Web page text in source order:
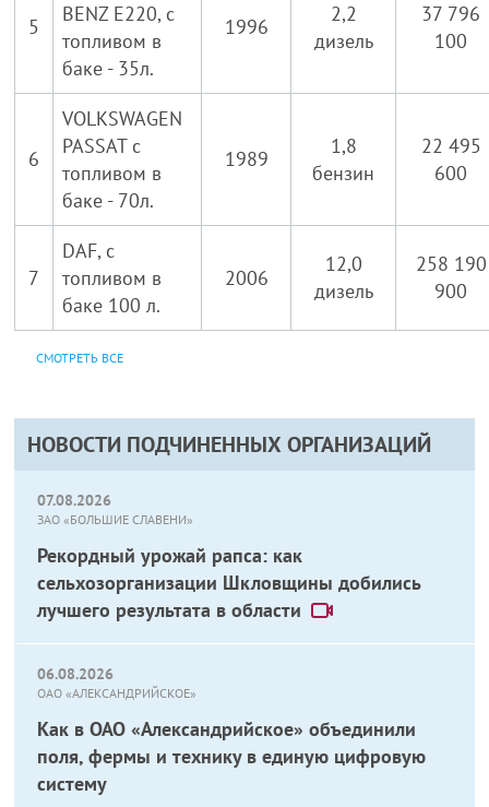
НОВОСТИ ПОДЧИНЕННЫХ ОРГАНИЗАЦИЙ
07.08.2026
ЗАО «БОЛЬШИЕ СЛАВЕНИ»
Рекордный урожай рапса: как
сельхозорганизации Шкловщины добились
лучшего результата в области
06.08.2026
ОАО «АЛЕКСАНДРИЙСКОЕ»
Как в ОАО «Александрийское» объединили
поля, фермы и технику в единую цифровую
систему
5
BENZ E220, с
топливом в
баке - 35л.
1996
2,2
дизель
37 796
100
6
VOLKSWAGEN
PASSAT с
топливом в
баке - 70л.
1989
1,8
бензин
22 495
600
7
DAF, с
топливом в
баке 100 л.
2006
12,0
дизель
258 190
900
СМОТРЕТЬ ВСЕ